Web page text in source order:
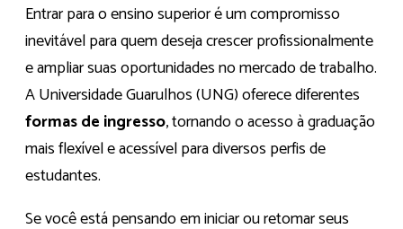
Entrar para o ensino superior é um compromisso
inevitável para quem deseja crescer profissionalmente
e ampliar suas oportunidades no mercado de trabalho.
A Universidade Guarulhos (UNG) oferece diferentes
formas de ingresso, tornando o acesso à graduação
mais flexível e acessível para diversos perfis de
estudantes.
Se você está pensando em iniciar ou retomar seus